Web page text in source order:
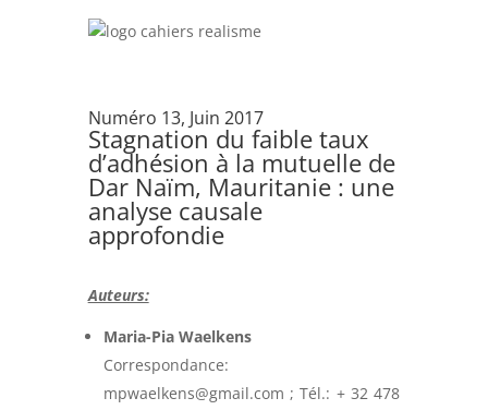
Numéro 13, Juin 2017
Stagnation du faible taux
d’adhésion à la mutuelle de
Dar Naïm, Mauritanie : une
analyse causale
approfondie
Auteurs:
Maria-Pia Waelkens
Correspondance:
mpwaelkens@gmail.com ; Tél.: + 32 478